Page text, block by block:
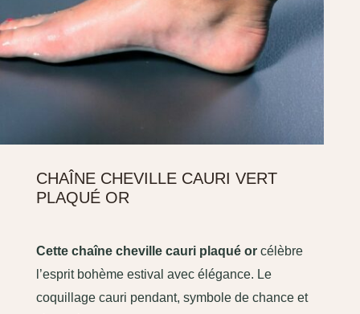
CHAÎNE CHEVILLE CAURI VERT
PLAQUÉ OR
Cette chaîne cheville cauri plaqué orcélèbre
l’esprit bohème estival avec élégance. Le
coquillage cauri pendant, symbole de chance et